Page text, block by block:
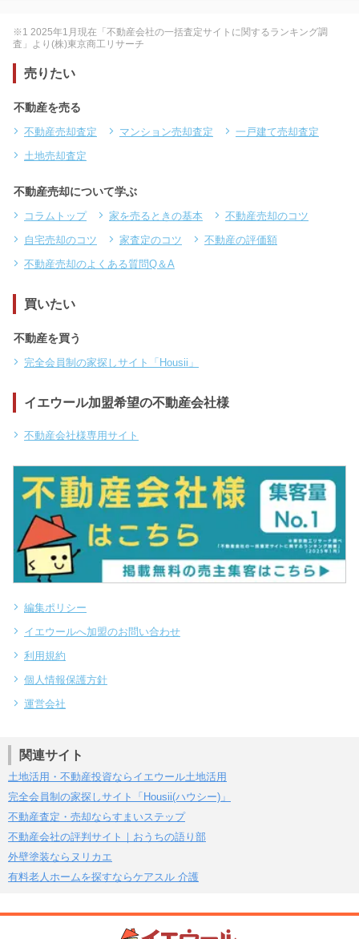
※1 2025年1月現在「不動産会社の一括査定サイトに関するランキング調
査」より(株)東京商工リサーチ
売りたい
不動産を売る
不動産売却査定 マンション売却査定
一戸建て売却査定
土地売却査定
不動産売却について学ぶ
コラムトップ 家を売るときの基本
不動産売却のコツ
自宅売却のコツ
家査定のコツ
不動産の評価額
不動産売却のよくある質問Q＆A
買いたい
不動産を買う
完全会員制の家探しサイト「Housii」
イエウール加盟希望の不動産会社様
不動産会社様専用サイト
編集ポリシー
イエウールへ加盟のお問い合わせ
利用規約
個人情報保護方針
運営会社
関連サイト
土地活用・不動産投資ならイエウール土地活用
完全会員制の家探しサイト「Housii(ハウシー)」
不動産査定・売却ならすまいステップ
不動産会社の評判サイト｜おうちの語り部
外壁塗装ならヌリカエ
有料老人ホームを探すならケアスル 介護